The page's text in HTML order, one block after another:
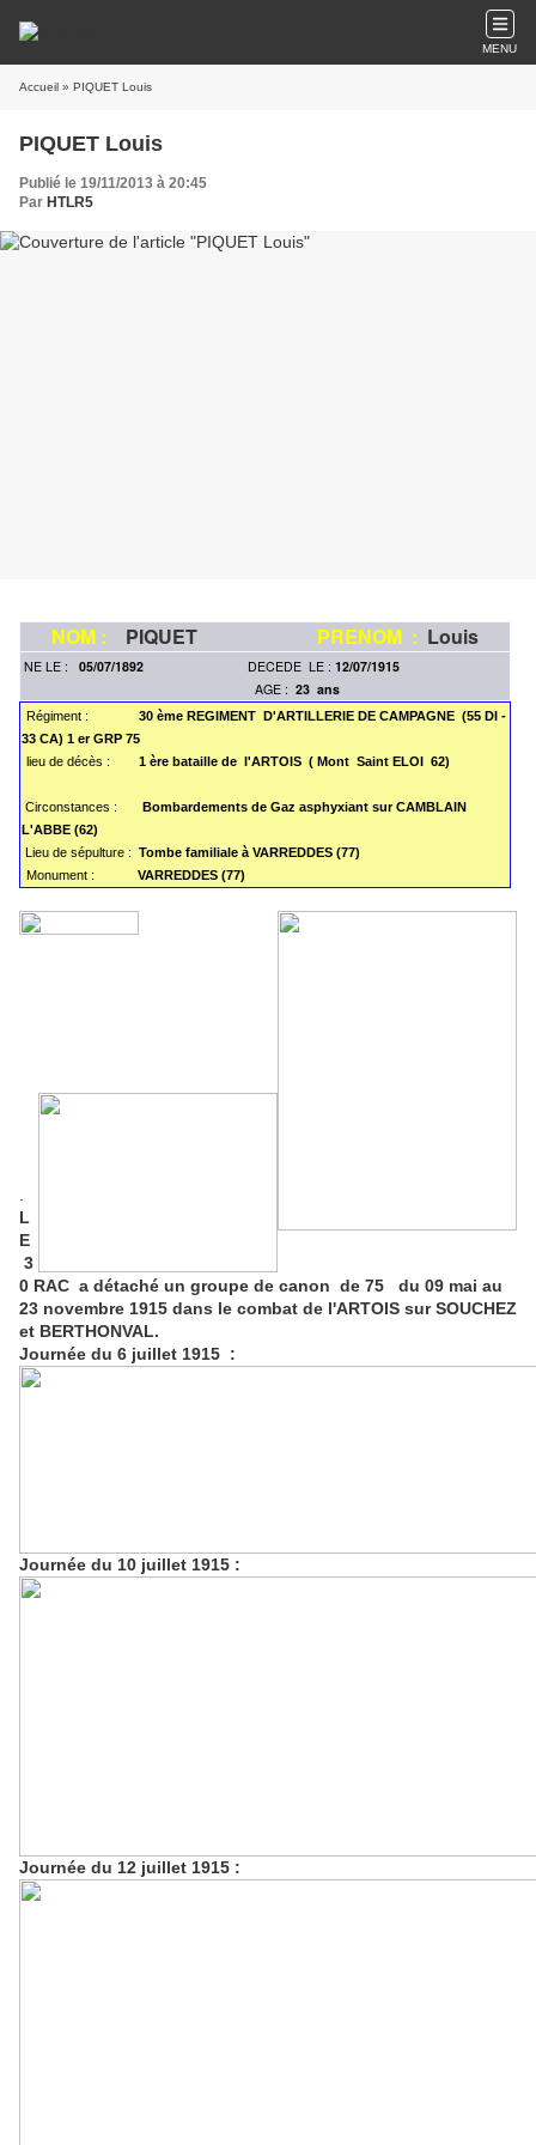
MENU
Accueil » PIQUET Louis
PIQUET Louis
Publié le 19/11/2013 à 20:45
Par HTLR5
NOM : PIQUET PRENOM : Louis
NE LE : 05/07/1892 DECEDE LE : 12/07/1915
AGE : 23 ans
Régiment :
30 ème REGIMENT D'ARTILLERIE DE CAMPAGNE (55 DI -
33 CA) 1 er GRP 75
lieu de décès :
1 ère bataille de l'ARTOIS ( Mont Saint ELOI 62)
Circonstances : Bombardements de Gaz asphyxiant sur CAMBLAIN
L'ABBE (62)
Lieu de sépulture : Tombe familiale à VARREDDES (77)
Monument :
VARREDDES (77)
L
E
3
0 RAC a détaché un groupe de canon de 75 du 09 mai au
23 novembre 1915 dans le combat de l'ARTOIS sur SOUCHEZ
et BERTHONVAL.
Journée du 6 juillet 1915 :
Journée du 10 juillet 1915 :
Journée du 12 juillet 1915 :